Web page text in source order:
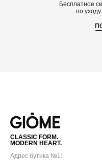
Бесплатное
по
CLASSIC FORM.
MODERN HEART.
Адрес бутика №1: